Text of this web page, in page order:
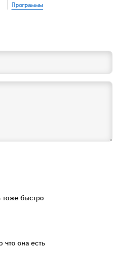
Программы
тоже быстро
что она есть